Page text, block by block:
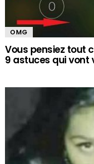
OMG
Vous pensiez tout
9 astuces qui vont